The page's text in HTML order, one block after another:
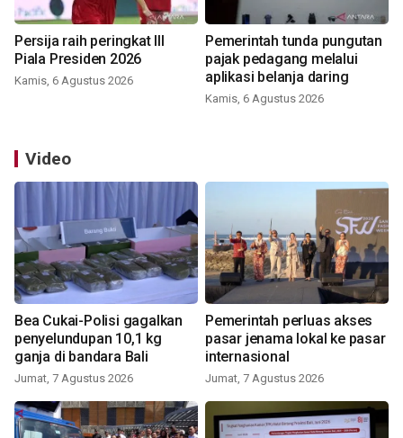
Persija raih peringkat III
Piala Presiden 2026
Kamis, 6 Agustus 2026
Pemerintah tunda pungutan
pajak pedagang melalui
aplikasi belanja daring
Kamis, 6 Agustus 2026
Video
Bea Cukai-Polisi gagalkan
penyelundupan 10,1 kg
ganja di bandara Bali
Jumat, 7 Agustus 2026
Pemerintah perluas akses
pasar jenama lokal ke pasar
internasional
Jumat, 7 Agustus 2026